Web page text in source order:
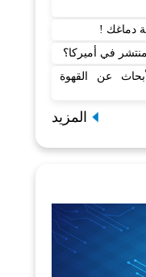
دماغك !
في أميركا؟
عن القهوة
المزيد